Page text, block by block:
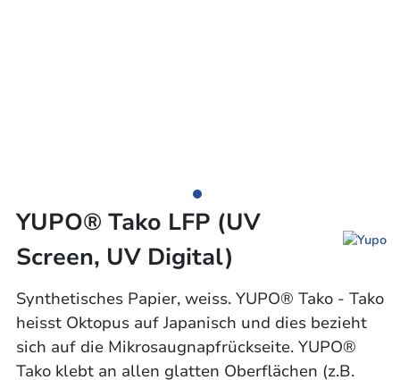
YUPO® Tako LFP (UV
Screen, UV Digital)
Synthetisches Papier, weiss. YUPO® Tako - Tako
heisst Oktopus auf Japanisch und dies bezieht
sich auf die Mikrosaugnapfrückseite. YUPO®
Tako klebt an allen glatten Oberflächen (z.B.